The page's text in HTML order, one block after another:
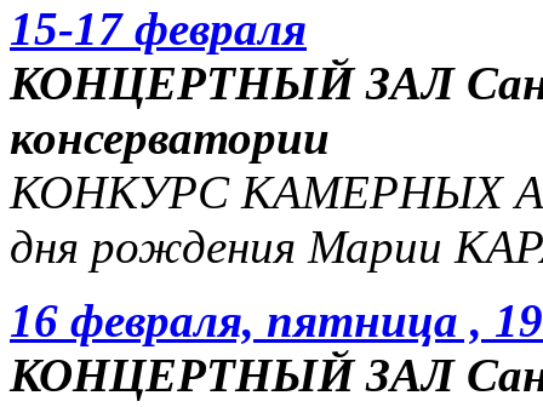
15-17 февраля
КОНЦЕРТНЫЙ ЗАЛ
консерватории
КОНКУРС КАМЕРНЫХ
дня рождения Марии
16 февраля, пятница ,
КОНЦЕРТНЫЙ ЗАЛ